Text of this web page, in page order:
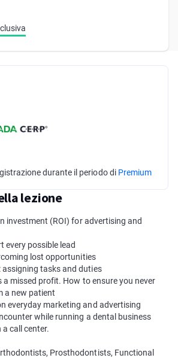
durante il periodo di Premium
lezione
investment (ROI) for advertising and
every possible lead
lost opportunities
assigning tasks and duties
a missed profit. How to ensure you never
a new patient
everyday marketing and advertising
while running a dental business
call center.
Prosthodontists, Functional